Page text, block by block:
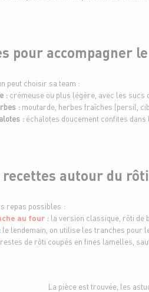
pour accompagner
peut choisir sa team :
: crémeuse ou plus légère, avec les sucs
: moutarde, herbes fraîches (persil,
: échalotes doucement confites
recettes autour du rôti
repas possibles :
au four : la version classique, rôti de
: le lendemain, on utilise les tranches pour
restes de rôti coupés en fines lamelles,
La pièce est trouvée, les